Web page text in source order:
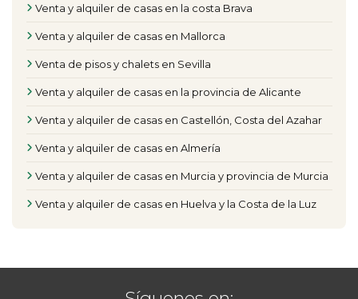
Venta y alquiler de casas en la costa Brava
Venta y alquiler de casas en Mallorca
Venta de pisos y chalets en Sevilla
Venta y alquiler de casas en la provincia de Alicante
Venta y alquiler de casas en Castellón, Costa del Azahar
Venta y alquiler de casas en Almería
Venta y alquiler de casas en Murcia y provincia de Murcia
Venta y alquiler de casas en Huelva y la Costa de la Luz